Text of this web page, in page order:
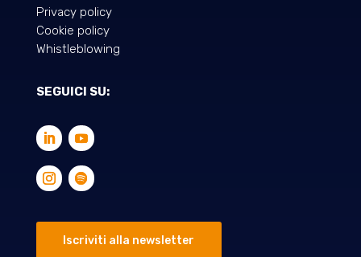
Privacy policy
Cookie policy
Whistleblowing
SEGUICI SU:
Iscriviti alla newsletter